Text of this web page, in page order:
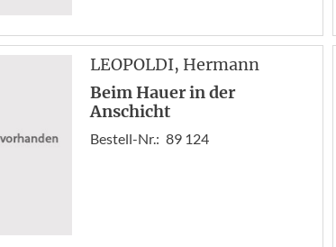
LEOPOLDI, Hermann
Beim Hauer in der
Anschicht
Bestell-Nr.: 89 124